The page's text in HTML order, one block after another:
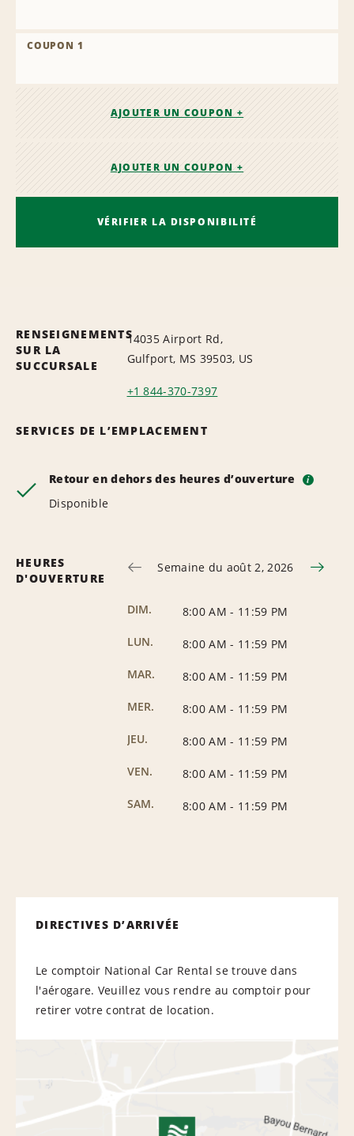
COUPON 1
AJOUTER UN COUPON +
AJOUTER UN COUPON +
VÉRIFIER LA DISPONIBILITÉ
RENSEIGNEMENTS
SUR LA
SUCCURSALE
14035 Airport Rd,
Gulfport, MS 39503, US
+1 844-370-7397
SERVICES DE L’EMPLACEMENT
Retour en dehors des heures d’ouverture i
Disponible
HEURES
D'OUVERTURE
Semaine du août 2, 2026
DIM. 8:00 AM - 11:59 PM
LUN.
8:00 AM - 11:59 PM
MAR.
8:00 AM - 11:59 PM
MER.
8:00 AM - 11:59 PM
JEU.
8:00 AM - 11:59 PM
VEN.
8:00 AM - 11:59 PM
SAM.
8:00 AM - 11:59 PM
DIRECTIVES D’ARRIVÉE
Le comptoir National Car Rental se trouve dans
l'aérogare. Veuillez vous rendre au comptoir pour
retirer votre contrat de location.